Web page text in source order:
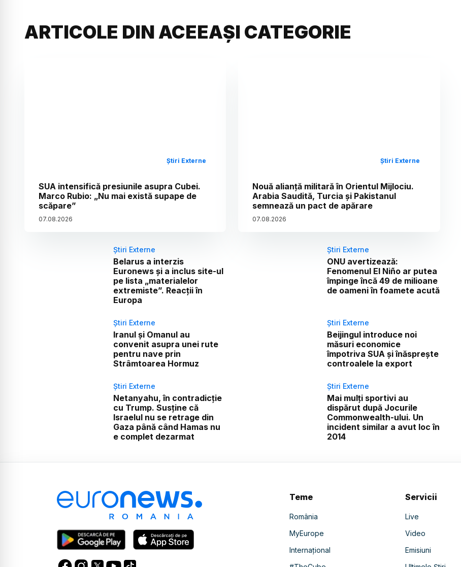
ARTICOLE DIN ACEEAȘI CATEGORIE
Știri Externe
SUA intensifică presiunile asupra Cubei.
Marco Rubio: „Nu mai există supape de
scăpare”
07.08.2026
Știri Externe
Nouă alianță militară în Orientul Mijlociu.
Arabia Saudită, Turcia și Pakistanul
semnează un pact de apărare
07.08.2026
Știri Externe
Belarus a interzis
Euronews și a inclus site-ul
pe lista „materialelor
extremiste”. Reacții în
Europa
Știri Externe
ONU avertizează:
Fenomenul El Niño ar putea
împinge încă 49 de milioane
de oameni în foamete acută
Știri Externe
Iranul și Omanul au
convenit asupra unei rute
pentru nave prin
Strâmtoarea Hormuz
Știri Externe
Beijingul introduce noi
măsuri economice
împotriva SUA și înăsprește
controalele la export
Știri Externe
Netanyahu, în contradicție
cu Trump. Susține că
Israelul nu se retrage din
Gaza până când Hamas nu
e complet dezarmat
Știri Externe
Mai mulți sportivi au
dispărut după Jocurile
Commonwealth-ului. Un
incident similar a avut loc în
2014
Teme
România
MyEurope
Internațional
Servicii
Live
Video
Emisiuni